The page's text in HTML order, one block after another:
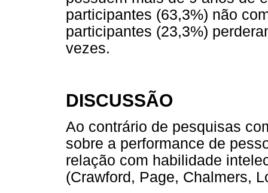
participantes (63,3%) não
participantes (23,3%)
vezes.
DISCUSSÃO
Ao contrário de pesquisas
sobre a performance de
relação com habilidade
(Crawford, Page, Chalmers,